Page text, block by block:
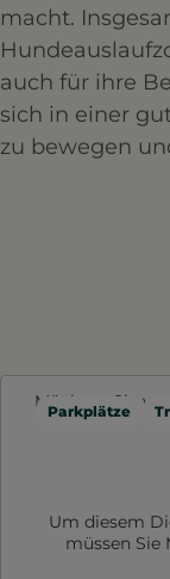
macht.
auch für ihre
sich in einer
zu bewegen
Parkplätze
Möchten Sie
Um diesem
müssen Sie